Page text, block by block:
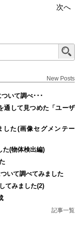
次へ
New Posts
いて調べ･･･
通して見つめた「ユーザ
た(画像セグメンテー
(物体検出編)
いて調べてみました
てみました(2)
記事一覧